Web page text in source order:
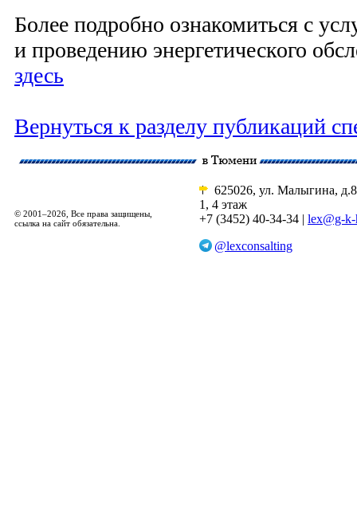
Более подробно ознакомиться с
и проведению энергетического
здесь
Вернуться к разделу публикаций
© 2001–2026, Все права защищены,
ссылка на сайт обязательна.
625026, ул. Малыгина,
1, 4 этаж
+7 (3452) 40-34-34 | lex@g-
@lexconsalting